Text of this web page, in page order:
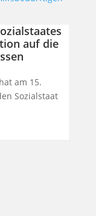
auf die
am 15.
Sozialstaat